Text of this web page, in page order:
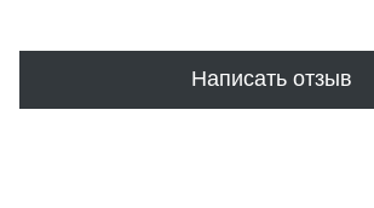
Написать отзыв